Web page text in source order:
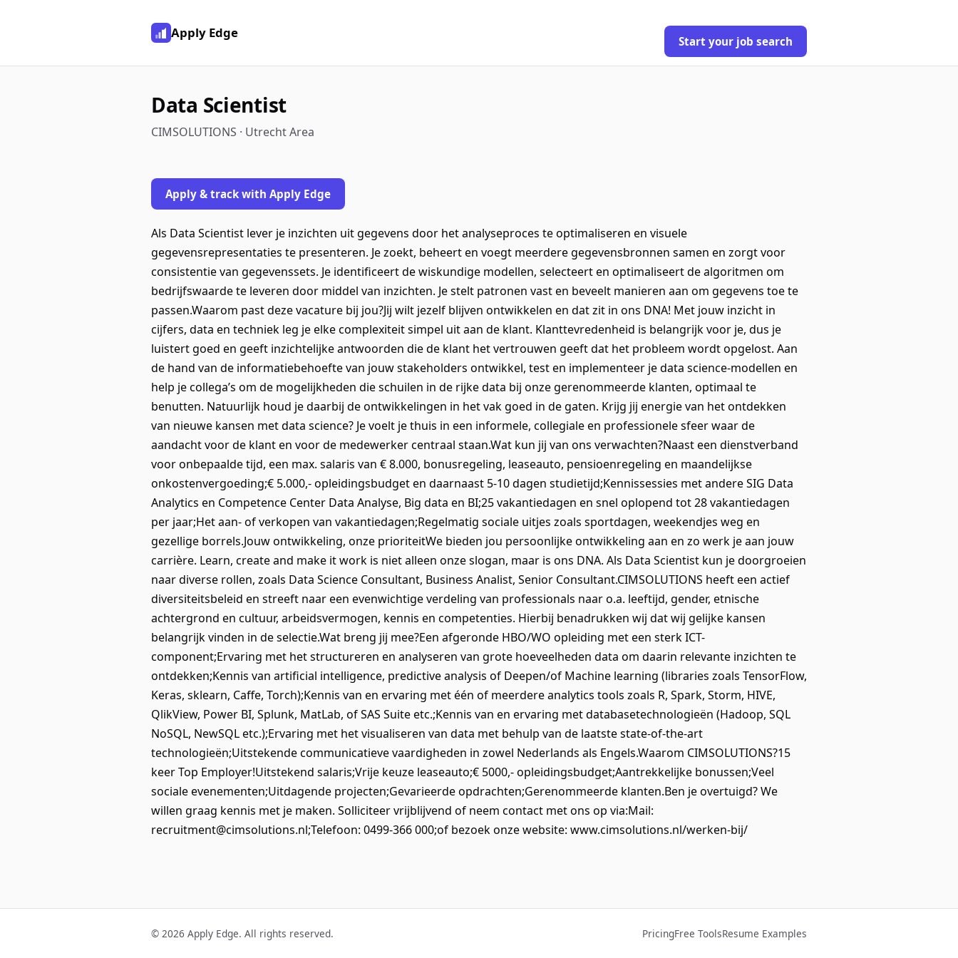
Apply Edge
Start your job search
Data Scientist
CIMSOLUTIONS · Utrecht Area
Apply & track with Apply Edge
Als Data Scientist lever je inzichten uit gegevens door het analyseproces te optimaliseren en visuele
gegevensrepresentaties te presenteren. Je zoekt, beheert en voegt meerdere gegevensbronnen samen en zorgt voor
consistentie van gegevenssets. Je identificeert de wiskundige modellen, selecteert en optimaliseert de algoritmen om
bedrijfswaarde te leveren door middel van inzichten. Je stelt patronen vast en beveelt manieren aan om gegevens toe te
passen.Waarom past deze vacature bij jou?Jij wilt jezelf blijven ontwikkelen en dat zit in ons DNA! Met jouw inzicht in
cijfers, data en techniek leg je elke complexiteit simpel uit aan de klant. Klanttevredenheid is belangrijk voor je, dus je
luistert goed en geeft inzichtelijke antwoorden die de klant het vertrouwen geeft dat het probleem wordt opgelost. Aan
de hand van de informatiebehoefte van jouw stakeholders ontwikkel, test en implementeer je data science-modellen en
help je collega’s om de mogelijkheden die schuilen in de rijke data bij onze gerenommeerde klanten, optimaal te
benutten. Natuurlijk houd je daarbij de ontwikkelingen in het vak goed in de gaten. Krijg jij energie van het ontdekken
van nieuwe kansen met data science? Je voelt je thuis in een informele, collegiale en professionele sfeer waar de
aandacht voor de klant en voor de medewerker centraal staan.Wat kun jij van ons verwachten?Naast een dienstverband
voor onbepaalde tijd, een max. salaris van € 8.000, bonusregeling, leaseauto, pensioenregeling en maandelijkse
onkostenvergoeding;€ 5.000,- opleidingsbudget en daarnaast 5-10 dagen studietijd;Kennissessies met andere SIG Data
Analytics en Competence Center Data Analyse, Big data en BI;25 vakantiedagen en snel oplopend tot 28 vakantiedagen
per jaar;Het aan- of verkopen van vakantiedagen;Regelmatig sociale uitjes zoals sportdagen, weekendjes weg en
gezellige borrels.Jouw ontwikkeling, onze prioriteitWe bieden jou persoonlijke ontwikkeling aan en zo werk je aan jouw
carrière. Learn, create and make it work is niet alleen onze slogan, maar is ons DNA. Als Data Scientist kun je doorgroeien
naar diverse rollen, zoals Data Science Consultant, Business Analist, Senior Consultant.CIMSOLUTIONS heeft een actief
diversiteitsbeleid en streeft naar een evenwichtige verdeling van professionals naar o.a. leeftijd, gender, etnische
achtergrond en cultuur, arbeidsvermogen, kennis en competenties. Hierbij benadrukken wij dat wij gelijke kansen
belangrijk vinden in de selectie.Wat breng jij mee?Een afgeronde HBO/WO opleiding met een sterk ICT-
component;Ervaring met het structureren en analyseren van grote hoeveelheden data om daarin relevante inzichten te
ontdekken;Kennis van artificial intelligence, predictive analysis of Deepen/of Machine learning (libraries zoals TensorFlow,
Keras, sklearn, Caffe, Torch);Kennis van en ervaring met één of meerdere analytics tools zoals R, Spark, Storm, HIVE,
QlikView, Power BI, Splunk, MatLab, of SAS Suite etc.;Kennis van en ervaring met databasetechnologieën (Hadoop, SQL
NoSQL, NewSQL etc.);Ervaring met het visualiseren van data met behulp van de laatste state-of-the-art
technologieën;Uitstekende communicatieve vaardigheden in zowel Nederlands als Engels.Waarom CIMSOLUTIONS?15
keer Top Employer!Uitstekend salaris;Vrije keuze leaseauto;€ 5000,- opleidingsbudget;Aantrekkelijke bonussen;Veel
sociale evenementen;Uitdagende projecten;Gevarieerde opdrachten;Gerenommeerde klanten.Ben je overtuigd? We
willen graag kennis met je maken. Solliciteer vrijblijvend of neem contact met ons op via:Mail:
recruitment@cimsolutions.nl;Telefoon: 0499-366 000;of bezoek onze website: www.cimsolutions.nl/werken-bij/
© 2026 Apply Edge. All rights reserved. PricingFree ToolsResume Examples